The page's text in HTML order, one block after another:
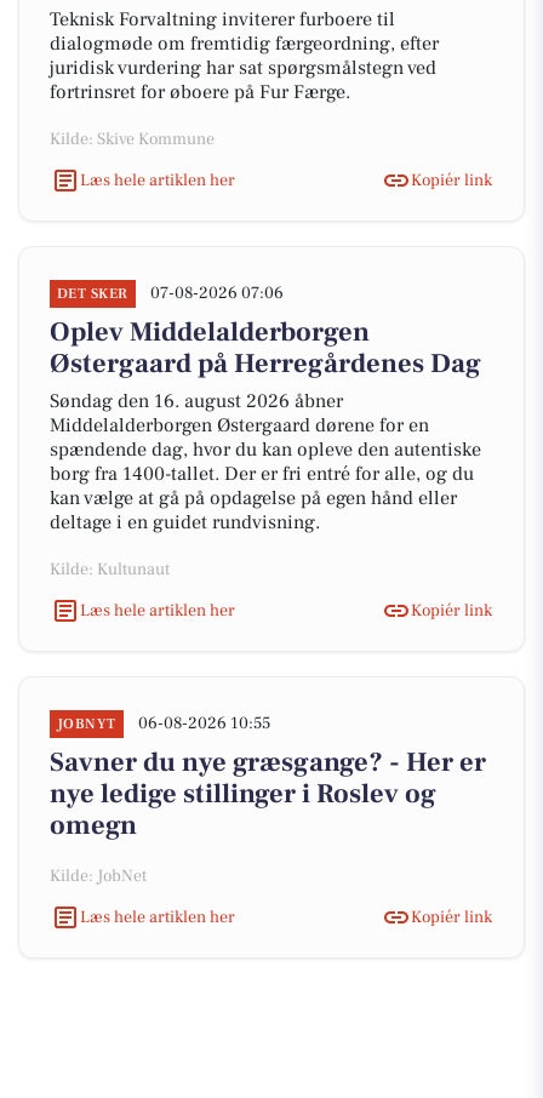
Teknisk Forvaltning inviterer furboere til
dialogmøde om fremtidig færgeordning, efter
juridisk vurdering har sat spørgsmålstegn ved
fortrinsret for øboere på Fur Færge.
Kilde: Skive Kommune
Læs hele artiklen her
Kopiér link
DET SKER 07-08-2026 07:06
Oplev Middelalderborgen
Østergaard på Herregårdenes Dag
Søndag den 16. august 2026 åbner
Middelalderborgen Østergaard dørene for en
spændende dag, hvor du kan opleve den autentiske
borg fra 1400-tallet. Der er fri entré for alle, og du
kan vælge at gå på opdagelse på egen hånd eller
deltage i en guidet rundvisning.
Kilde: Kultunaut
Læs hele artiklen her
Kopiér link
JOBNYT 06-08-2026 10:55
Savner du nye græsgange? - Her er
nye ledige stillinger i Roslev og
omegn
Kilde: JobNet
Læs hele artiklen her
Kopiér link